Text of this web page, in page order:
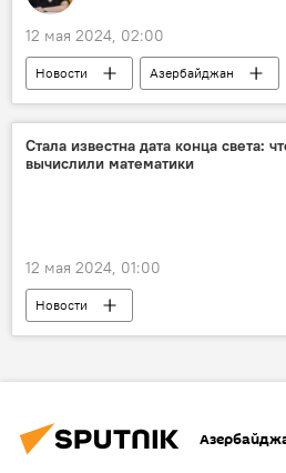
12 мая 2024, 02:00
Новости
Азербайджан
радар
Дороги
Превышение скорости
Стала известна дата конца света:
вычислили математики
12 мая 2024, 01:00
Новости
шотландский демограф Пол Маккендрик
Судный день
Формула